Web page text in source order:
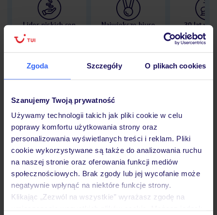
Zgoda Szczegóły O plikach cookies
Szanujemy Twoją prywatność
Używamy technologii takich jak pliki cookie w celu
poprawy komfortu użytkowania strony oraz
personalizowania wyświetlanych treści i reklam. Pliki
cookie wykorzystywane są także do analizowania ruchu
na naszej stronie oraz oferowania funkcji mediów
społecznościowych. Brak zgody lub jej wycofanie może
negatywnie wpłynąć na niektóre funkcje strony.
Klikając „Zezwól na wszystkie” wyrażasz zgodę na
Lider niskich cen
Największe biuro
30 lat w
Hotel
Opinie
Pokoje
Wyżywienie